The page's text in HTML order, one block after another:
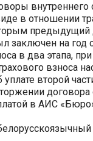
внутреннего
в отношении
предыдущий
заключен на год
в два этапа,
взноса
второй
договора
в АИС «Бюро»